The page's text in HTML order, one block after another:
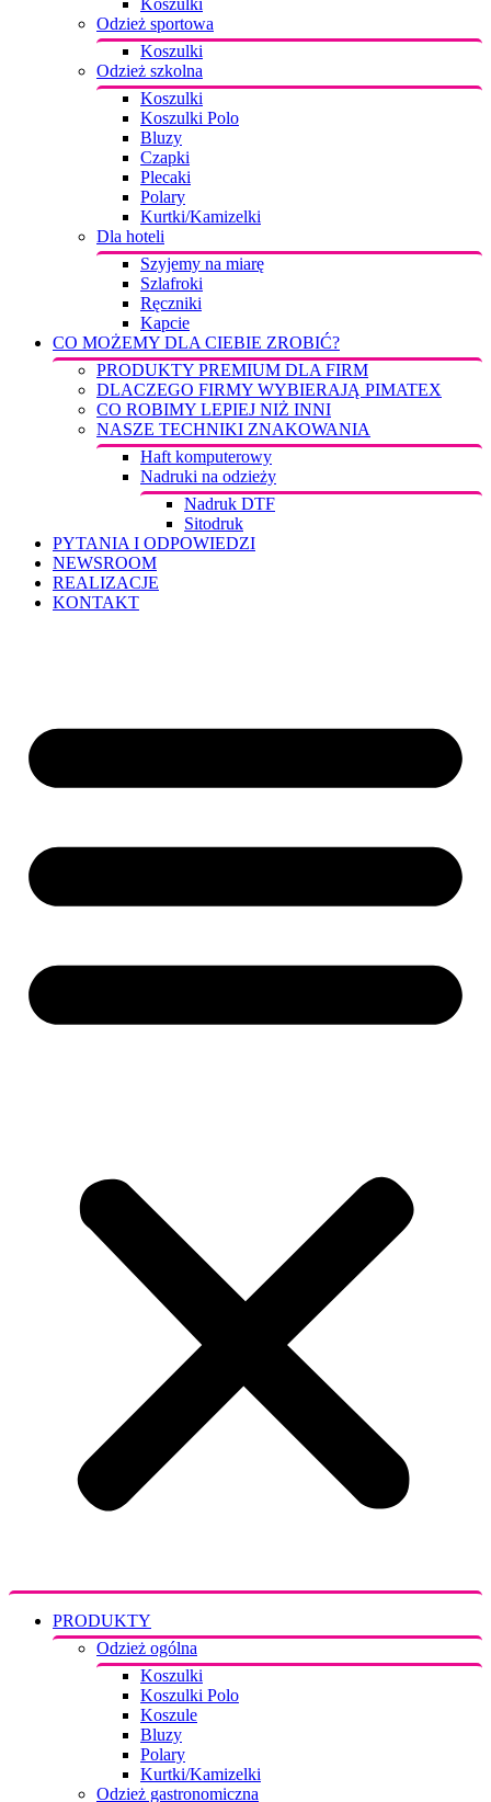
Koszulki
Odzież sportowa
Koszulki
Odzież szkolna
Koszulki
Koszulki Polo
Bluzy
Czapki
Plecaki
Polary
Kurtki/Kamizelki
Dla hoteli
Szyjemy na miarę
Szlafroki
Ręczniki
Kapcie
CO MOŻEMY DLA CIEBIE ZROBIĆ?
PRODUKTY PREMIUM DLA FIRM
DLACZEGO FIRMY WYBIERAJĄ PIMATEX
CO ROBIMY LEPIEJ NIŻ INNI
NASZE TECHNIKI ZNAKOWANIA
Haft komputerowy
Nadruki na odzieży
Nadruk DTF
Sitodruk
PYTANIA I ODPOWIEDZI
NEWSROOM
REALIZACJE
KONTAKT
PRODUKTY
Odzież ogólna
Koszulki
Koszulki Polo
Koszule
Bluzy
Polary
Kurtki/Kamizelki
Odzież gastronomiczna